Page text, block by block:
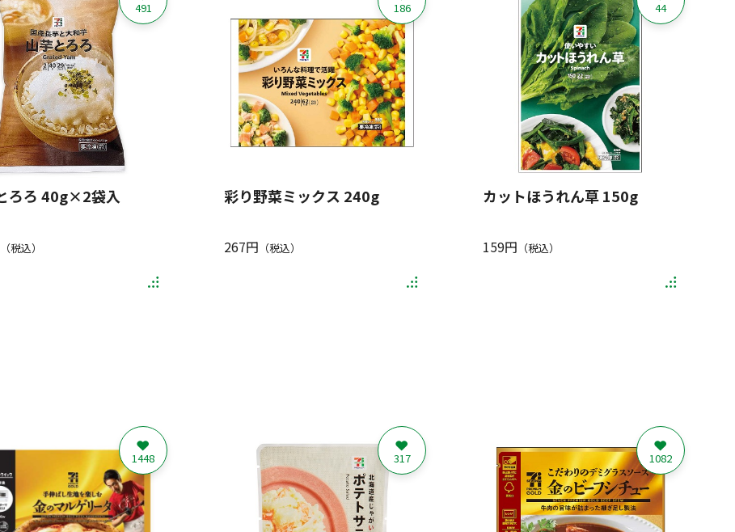
ろろ 40g×2袋入
（税込）
491
彩り野菜ミックス 240g
267円 （税込）
186
カットほうれん草 150g
159円 （税込）
44
1448 317 1082